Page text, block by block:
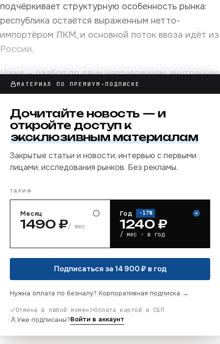
подчёркивает структурную особенность рынка:
республика остаётся выраженным нетто-
импортёром ЛКМ, и основной поток ввоза идёт из
России.
Ниже — разбор по двум направлениям: внутреннее
производство в натуральном выражении и
по итогам первого квартала 2026 года.
МАТЕРИАЛ ПО ПРЕМИУМ-ПОДПИСКЕ
Дочитайте новость — и
откройте доступ к
эксклюзивным материалам
Закрытые статьи и новости, интервью с первыми
лицами, исследования рынков. Без рекламы.
ТАРИФ
Месяц
1490 ₽/ мес
Год −17%
1240 ₽
/ мес · в год
Подписаться за 14 900 ₽ в год
Нужна оплата по безналу? Корпоративная подписка →
Отмена в любой момент Оплата картой и СБП
Уже подписаны?Войти в аккаунт